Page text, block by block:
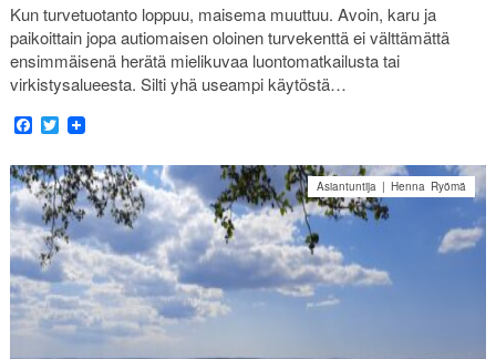
Kun turvetuotanto loppuu, maisema muuttuu. Avoin, karu ja
paikoittain jopa autiomaisen oloinen turvekenttä ei välttämättä
ensimmäisenä herätä mielikuvaa luontomatkailusta tai
virkistysalueesta. Silti yhä useampi käytöstä…
Facebook
Twitter
Asiantuntija | Henna Ryömä